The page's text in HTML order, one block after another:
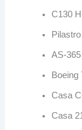
C130 H
AS-365
Boeing
Casa
Casa